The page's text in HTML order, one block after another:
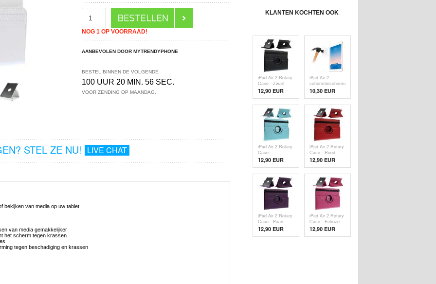
NOG 1 OP VOORRAAD!
AANBEVOLEN DOOR MYTRENDYPHONE
BESTEL BINNEN DE VOLGENDE
100 UUR 20 MIN. 55 SEC.
VOOR ZENDING OP MAANDAG.
STEL ZE NU! LIVE CHAT
bekijken van media op uw tablet.
van media gemakkelijker
het scherm tegen krassen
tegen beschadiging en krassen
KLANTEN KOCHTEN OOK
iPad Air 2 Rotary
Case - Zwart
12,90 EUR
iPad Air 2
schermbeschermer
van gehard glas -
9H
10,30 EUR
iPad Air 2 Rotary
Case -
Babyblauw
12,90 EUR
iPad Air 2 Rotary
Case - Rood
12,90 EUR
iPad Air 2 Rotary
Case - Paars
12,90 EUR
iPad Air 2 Rotary
Case - Felroze
12,90 EUR